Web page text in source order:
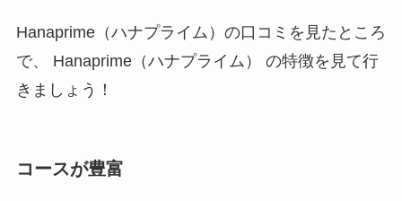
Hanaprime（ハナプライム）の口コミを見たところ
で、 Hanaprime（ハナプライム） の特徴を見て行
きましょう！
コースが豊富